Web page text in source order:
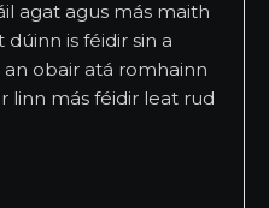
agat agus más maith
is féidir sin a
obair atá romhainn
linn más féidir leat rud